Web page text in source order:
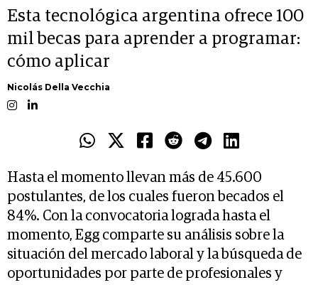
Esta tecnológica argentina ofrece 100
mil becas para aprender a programar:
cómo aplicar
Nicolás Della Vecchia
Hasta el momento llevan más de 45.600
postulantes, de los cuales fueron becados el
84%. Con la convocatoria lograda hasta el
momento, Egg comparte su análisis sobre la
situación del mercado laboral y la búsqueda de
oportunidades por parte de profesionales y